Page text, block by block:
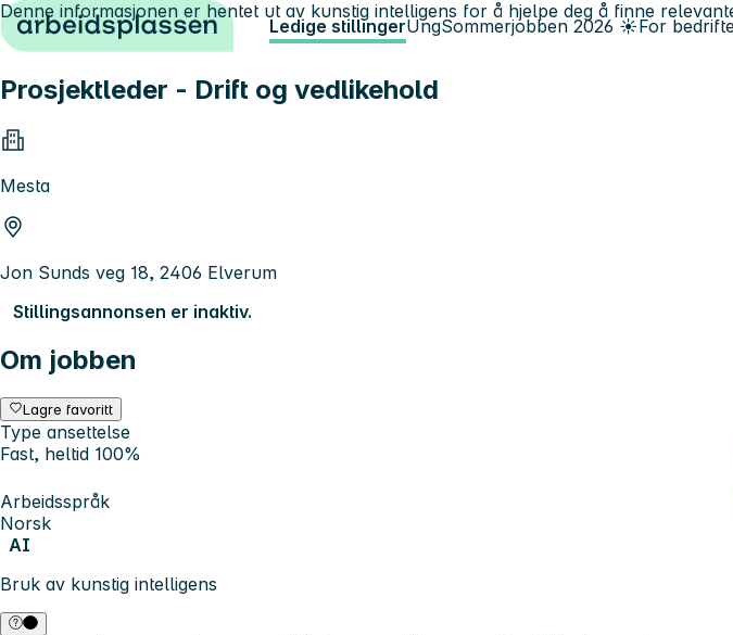
Hopp til innhold Ledige stillingerUngSommerjobben 2026 ☀️For
Prosjektleder - Drift og vedlikehold
Mesta
Jon Sunds veg 18, 2406 Elverum
Stillingsannonsen er inaktiv.
Om jobben
Lagre favoritt
Type ansettelse
Fast, heltid 100%
Arbeidsspråk
Norsk
AI
Bruk av kunstig intelligens
Denne informasjonen er hentet ut av kunstig intelligens for å hjelpe deg å finne